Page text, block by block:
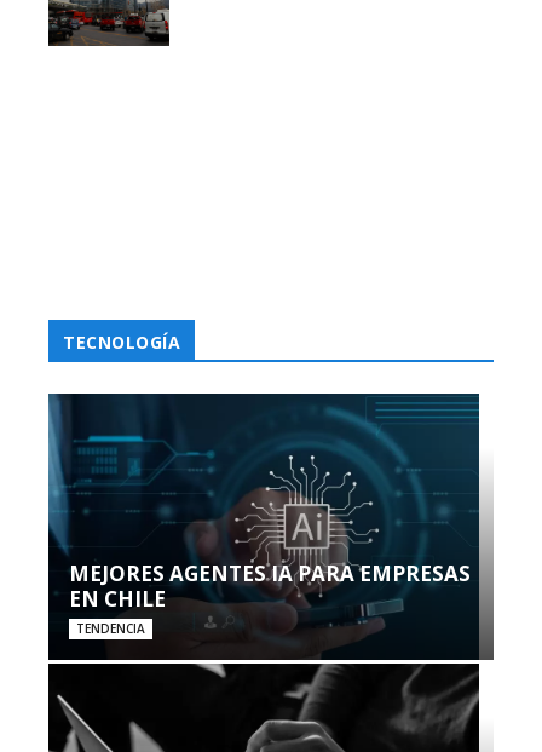
TECNOLOGÍA
MEJORES AGENTES IA PARA EMPRESAS
EN CHILE
TENDENCIA